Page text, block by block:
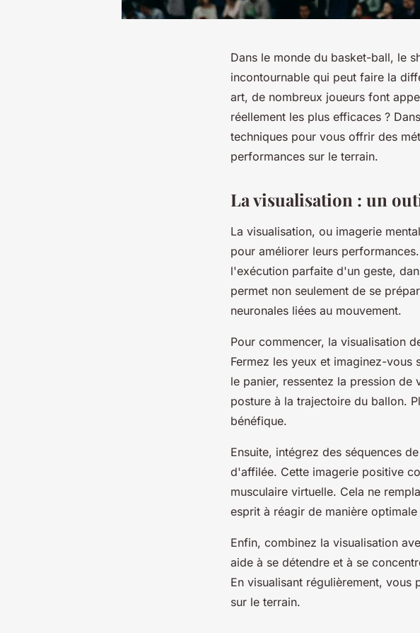
Dans le monde du basket-ball, le
incontournable qui peut faire la
art, de nombreux joueurs font
réellement les plus efficaces ?
techniques pour vous offrir des
performances sur le terrain.
La visualisation : un
La visualisation, ou imagerie
pour améliorer leurs
l'exécution parfaite d'un geste,
permet non seulement de se
neuronales liées au mouvement.
Pour commencer, la visualisation
Fermez les yeux et imaginez-vous
le panier, ressentez la pression
posture à la trajectoire du ballon.
bénéfique.
Ensuite, intégrez des séquences
d'affilée. Cette imagerie positive
musculaire virtuelle. Cela ne
esprit à réagir de manière
Enfin, combinez la visualisation
aide à se détendre et à se
En visualisant régulièrement,
sur le terrain.